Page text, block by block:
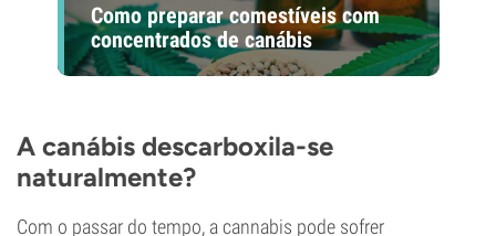
Como preparar comestíveis com
concentrados de canábis
A canábis descarboxila-se
naturalmente?
Com o passar do tempo, a cannabis pode sofrer